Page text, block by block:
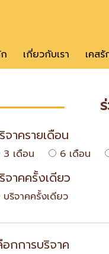
เกี่ยวกับเรา เคส
จาครายเดือน
3 เดือน 6 เดือน
จาคครั้งเดียว
บริจาคครั้งเดียว
อกการบริจาค